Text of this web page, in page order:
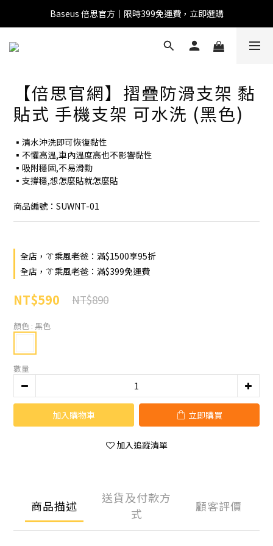
全館滿1500 95折
全館滿1500 95折
【倍思官網】摺疊防滑支架 黏
貼式 手機支架 可水洗 (黑色)
▪︎清水沖洗即可恢復黏性
▪︎不懼高溫,車內溫度高也不影響黏性
▪︎吸附穩固,不易滑動
▪︎支撐穩,想怎麼貼就怎麼貼
商品編號：SUWNT-01
全店，👔乘風老爸：滿$1500享95折
全店，👔乘風老爸：滿$399免運費
NT$590 NT$890
顏色 : 黑色
數量
加入購物車 立即購買
加入追蹤清單
商品描述
送貨及付款方
式
顧客評價
Baseus 小獅助理
商品導購 / 客服資訊
您好，我是 Baseus 小獅助理。我可以協助查詢商品、活
動、出貨、保固與門市資訊；需要真人客服也可以直接留
真人客服時間 09:00-17:00